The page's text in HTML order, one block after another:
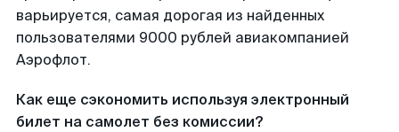
варьируется, самая дорогая из найденных
пользователями 9000 рублей авиакомпанией
Аэрофлот.
Как еще сэкономить используя электронный
билет на самолет без комиссии?